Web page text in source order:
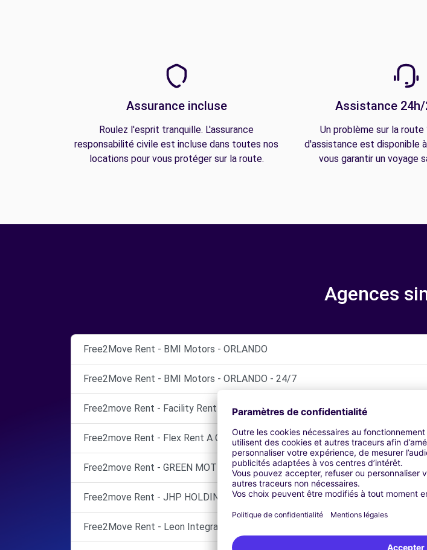
Assurance incluse
Roulez l'esprit tranquille. L'assurance
responsabilité civile est incluse dans toutes nos
locations pour vous protéger sur la route.
Assistance
Un problème sur la
d'assistance est disponible
vous garantir un voyage
Agences
Free2Move Rent - BMI Motors - ORLANDO
Free2Move Rent - BMI Motors - ORLANDO - 24/7
Free2move Rent - Facility Rent a Car LLC
Free2move Rent - Flex Rent A Car LLC
Free2move Rent - GREEN MOTION USAVE
Free2move Rent - JHP HOLDINGS LLC
Free2Move Rent - Leon Integrated solutions